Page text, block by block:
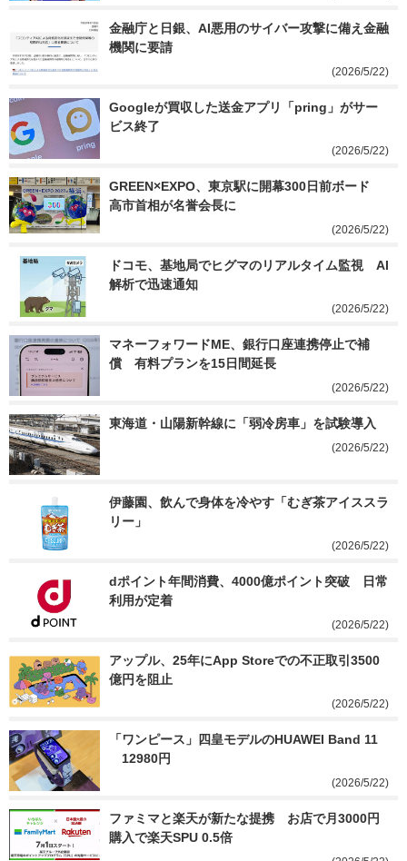
金融庁と日銀、AI悪用のサイバー攻撃に備え金融
機関に要請
(2026/5/22)
Googleが買収した送金アプリ「pring」がサー
ビス終了
(2026/5/22)
GREEN×EXPO、東京駅に開幕300日前ボード
高市首相が名誉会長に
(2026/5/22)
ドコモ、基地局でヒグマのリアルタイム監視　AI
解析で迅速通知
(2026/5/22)
マネーフォワードME、銀行口座連携停止で補
償　有料プランを15日間延長
(2026/5/22)
東海道・山陽新幹線に「弱冷房車」を試験導入
(2026/5/22)
伊藤園、飲んで身体を冷やす「むぎ茶アイススラ
リー」
(2026/5/22)
dポイント年間消費、4000億ポイント突破　日常
利用が定着
(2026/5/22)
アップル、25年にApp Storeでの不正取引3500
億円を阻止
(2026/5/22)
「ワンピース」四皇モデルのHUAWEI Band 11
12980円
(2026/5/22)
ファミマと楽天が新たな提携　お店で月3000円
購入で楽天SPU 0.5倍